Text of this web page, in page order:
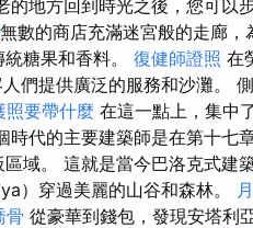
地方回到時光之後，您可以
無數的商店充滿迷宮般的走廊
糖果和香料。 復健師證照 在
們提供廣泛的服務和沙灘。
照要帶什麼 在這一點上，集中
代的主要建築師是在第十七
域。 這就是當今巴洛克式建
）穿過美麗的山谷和森林。
骨 從豪華到錢包，發現安塔利